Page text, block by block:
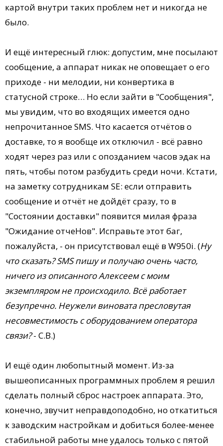
картой внутри таких проблем нет и никогда не
было.
И ещё интересный глюк: допустим, мне посылают
сообщение, а аппарат никак не оповещает о его
приходе - ни мелодии, ни конвертика в
статусной строке… Но если зайти в "Сообщения",
мы увидим, что во входящих имеется одно
непрочитанное SMS. Что касается отчётов о
доставке, то я вообще их отключил - всё равно
ходят через раз или с опозданием часов эдак на
пять, чтобы потом разбудить среди ночи. Кстати,
на заметку сотрудникам SE: если отправить
сообщение и отчёт не дойдёт сразу, то в
"Состоянии доставки" появится милая фраза
"Ожидание отчеНов". Исправьте этот баг,
пожалуйста, - он присутствовал ещё в W950i. (Ну
что сказать? SMS пишу и получаю очень часто,
ничего из описанного Алексеем с моим
экземпляром не происходило. Всё работает
безупречно. Неужели виновата пресловутая
несовместимость с оборудованием оператора
связи?- С.В.)
И ещё один любопытный момент. Из-за
вышеописанных программных проблем я решил
сделать полный сброс настроек аппарата. Это,
конечно, звучит неправдоподобно, но откатиться
к заводским настройкам и добиться более-менее
стабильной работы мне удалось только с пятой